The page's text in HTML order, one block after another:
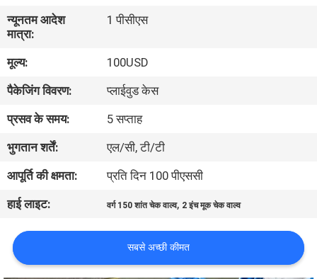
का
दौरा
गुणवत्ता
नियंत्रण
हमसे
संपर्क
करें
न्यूनतम आदेश
मात्रा:
1 पीसीएस
मूल्य:
100USD
पैकेजिंग विवरण:
प्लाईवुड केस
प्रसव के समय:
5 सप्ताह
भुगतान शर्तें:
एल/सी, टी/टी
आपूर्ति की क्षमता:
प्रति दिन 100 पीएससी
हाई लाइट:
वर्ग 150 शांत चेक वाल्व, 2 इंच मूक चेक वाल्व
सबसे अच्छी कीमत